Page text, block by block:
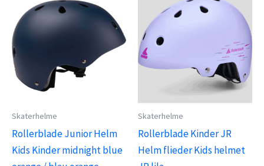
Die
Optionen
können
Produktseite
gewählt
werden
auf.
Die
auf
der
Skaterhelme
Rollerblade Junior Helm
Kids Kinder midnight blue
Skaterhelme
Rollerblade Kinder JR
Helm flieder Kids helmet